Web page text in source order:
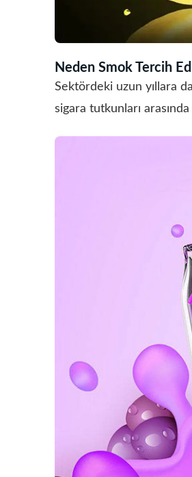
Neden Smok Tercih
Sektördeki uzun yıllara
sigara tutkunları